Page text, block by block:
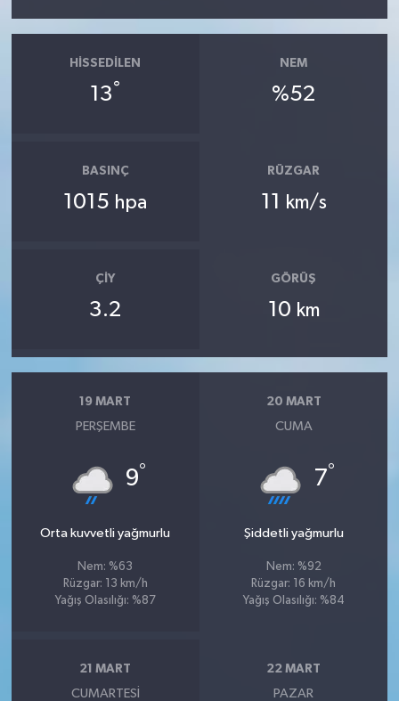
HISSEDILEN
13°
NEM
%52
BASINÇ
1015 hpa
RÜZGAR
11 km/s
ÇIY
3.2
GÖRÜŞ
10 km
19 MART
PERŞEMBE
9°
Orta kuvvetli yağmurlu
Nem: %63
Rüzgar: 13 km/h
Yağış Olasılığı: %87
20 MART
CUMA
7°
Şiddetli yağmurlu
Nem: %92
Rüzgar: 16 km/h
Yağış Olasılığı: %84
21 MART
CUMARTESI
22 MART
PAZAR